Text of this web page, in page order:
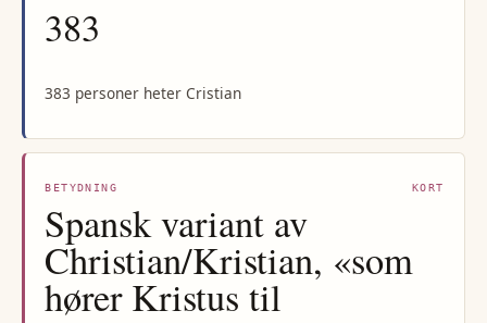
383
383 personer heter Cristian
BETYDNING KORT
Spansk variant av
Christian/Kristian, «som
hører Kristus til